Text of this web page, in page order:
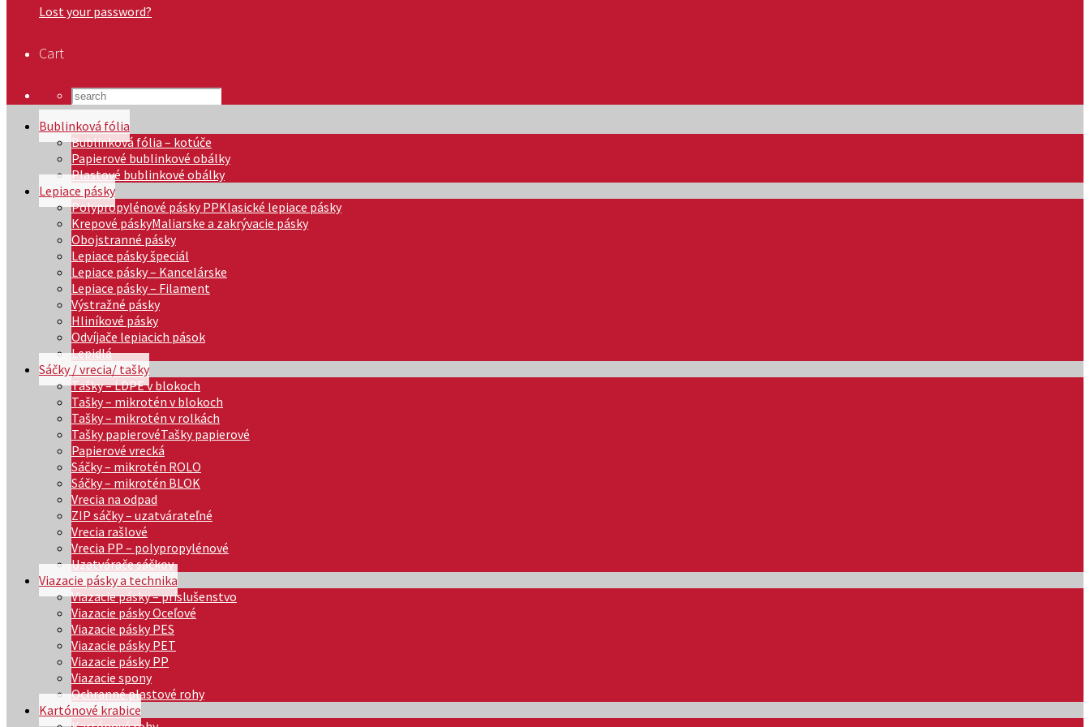
Lost your password?
Cart
Bublinková fólia
Bublinková fólia – kotúče
Papierové bublinkové obálky
Plastové bublinkové obálky
Lepiace pásky
Polypropylénové pásky PPKlasické lepiace pásky
Krepové páskyMaliarske a zakrývacie pásky
Obojstranné pásky
Lepiace pásky špeciál
Lepiace pásky – Kancelárske
Lepiace pásky – Filament
Výstražné pásky
Hliníkové pásky
Odvíjače lepiacich pások
Lepidlá
Sáčky / vrecia/ tašky
Tašky – LDPE v blokoch
Tašky – mikrotén v blokoch
Tašky – mikrotén v rolkách
Tašky papierovéTašky papierové
Papierové vrecká
Sáčky – mikrotén ROLO
Sáčky – mikrotén BLOK
Vrecia na odpad
ZIP sáčky – uzatvárateľné
Vrecia rašlové
Vrecia PP – polypropylénové
Uzatvárače sáčkov
Viazacie pásky a technika
Viazacie pásky – príslušenstvo
Viazacie pásky Oceľové
Viazacie pásky PES
Viazacie pásky PET
Viazacie pásky PP
Viazacie spony
Ochranné plastové rohy
Kartónové krabice